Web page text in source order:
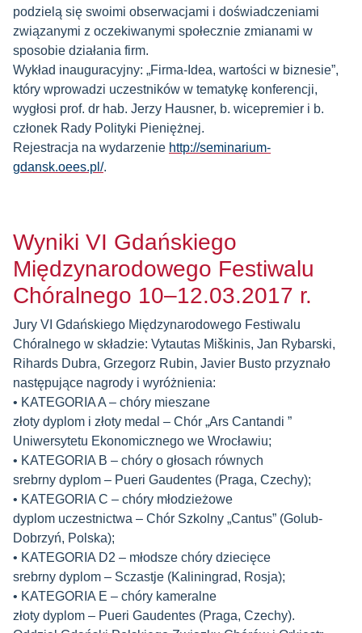
podzielą się swoimi obserwacjami i doświadczeniami
związanymi z oczekiwanymi społecznie zmianami w
sposobie działania firm.
Wykład inauguracyjny: „Firma-Idea, wartości w biznesie”,
który wprowadzi uczestników w tematykę konferencji,
wygłosi prof. dr hab. Jerzy Hausner, b. wicepremier i b.
członek Rady Polityki Pieniężnej.
Rejestracja na wydarzenie http://seminarium-
gdansk.oees.pl/.
Wyniki VI Gdańskiego
Międzynarodowego Festiwalu
Chóralnego 10–12.03.2017 r.
Jury VI Gdańskiego Międzynarodowego Festiwalu
Chóralnego w składzie: Vytautas Miškinis, Jan Rybarski,
Rihards Dubra, Grzegorz Rubin, Javier Busto przyznało
następujące nagrody i wyróżnienia:
• KATEGORIA A – chóry mieszane
złoty dyplom i złoty medal – Chór „Ars Cantandi ”
Uniwersytetu Ekonomicznego we Wrocławiu;
• KATEGORIA B – chóry o głosach równych
srebrny dyplom – Pueri Gaudentes (Praga, Czechy);
• KATEGORIA C – chóry młodzieżowe
dyplom uczestnictwa – Chór Szkolny „Cantus” (Golub-
Dobrzyń, Polska);
• KATEGORIA D2 – młodsze chóry dziecięce
srebrny dyplom – Sczastje (Kaliningrad, Rosja);
• KATEGORIA E – chóry kameralne
złoty dyplom – Pueri Gaudentes (Praga, Czechy).